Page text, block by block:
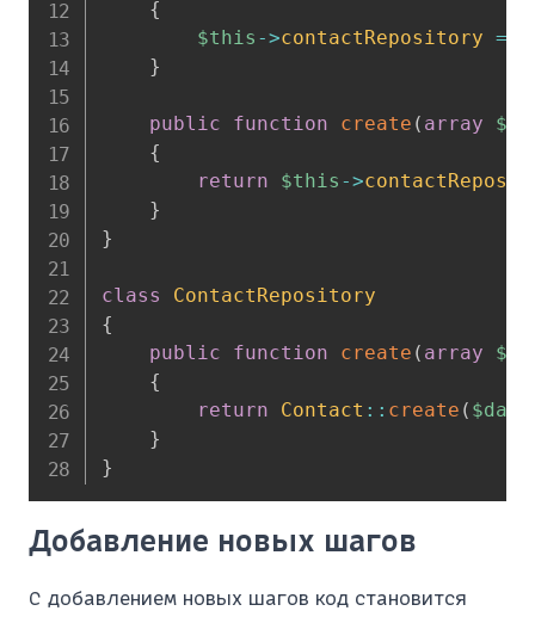
{
$this ->contactRepository =
}
public function create ( array
{
return
$this ->
}
}
class
ContactRepository
{
public
function create ( array
{
return
Contact :: create ( $data
}
}
Добавление новых шагов
С добавлением новых шагов код становится